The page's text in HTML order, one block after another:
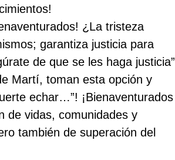
¿La tristeza
garantiza justicia para
de que se les haga justicia”
Martí, toman esta opción y
echar…”! ¡Bienaventurados
de vidas, comunidades y
también de superación del